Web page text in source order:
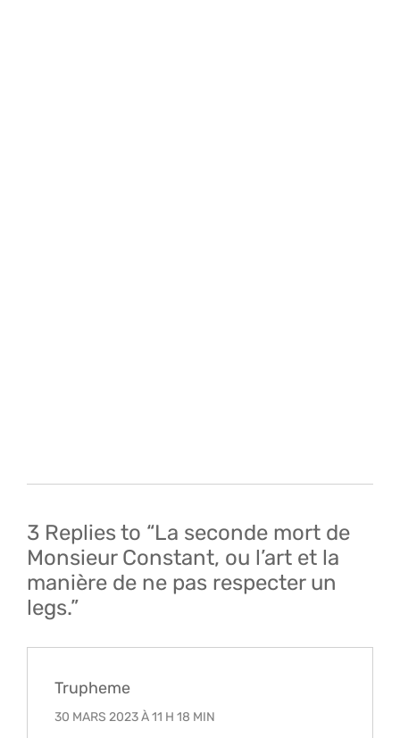
3 Replies to “La seconde mort de
Monsieur Constant, ou l’art et la
manière de ne pas respecter un
legs.”
Trupheme
30 MARS 2023 À 11 H 18 MIN